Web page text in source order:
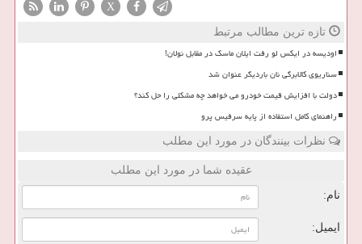
X
تازه ترین مطالب مرتبط
اودیسه در ایکس لو رفت ایلان ماسک در مقابل نولان!
سناریوی کالابرگی نان باردیگر عنوان شد
دولت با افزایش قیمت خودرو می خواهد چه مشکلی را حل کند؟
راهنمای کامل استفاده از پایه سرفیس پرو
نظرات بینندگان در مورد این مطلب
عقیده شما در مورد این مطلب
نام:
ایمیل: